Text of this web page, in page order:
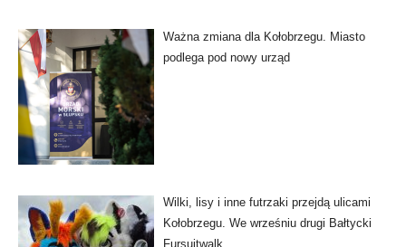
Ważna zmiana dla Kołobrzegu. Miasto
podlega pod nowy urząd
Wilki, lisy i inne futrzaki przejdą ulicami
Kołobrzegu. We wrześniu drugi Bałtycki
Fursuitwalk